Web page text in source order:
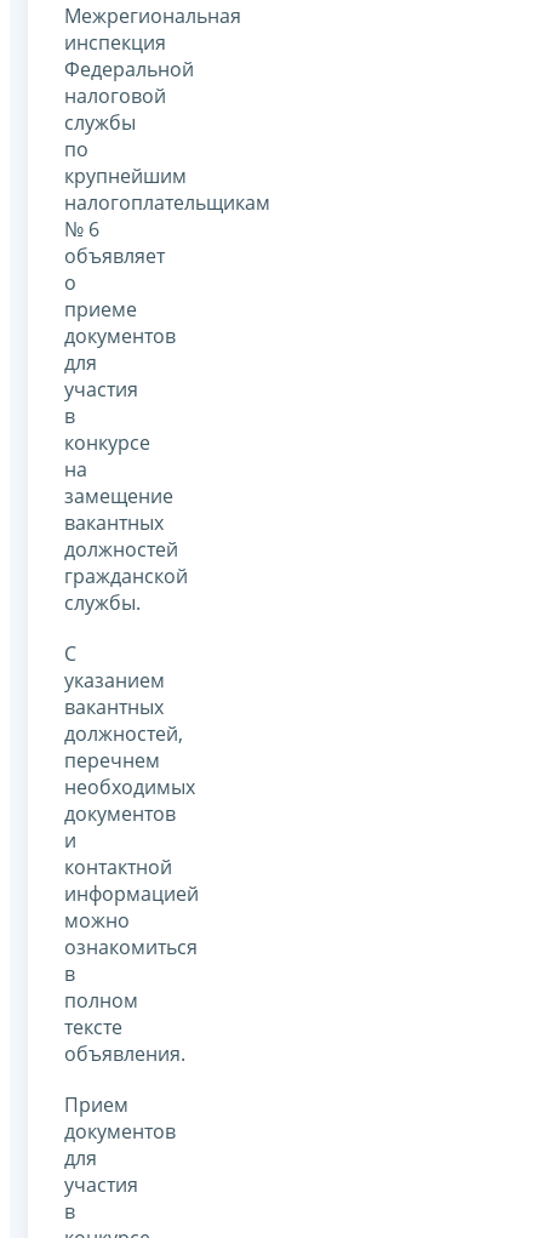
Межрегиональная
инспекция
Федеральной
налоговой
службы
по
крупнейшим
налогоплательщикам
№ 6
объявляет
о
приеме
документов
для
участия
в
конкурсе
на
замещение
вакантных
должностей
гражданской
службы.
С
указанием
вакантных
должностей,
перечнем
необходимых
документов
и
контактной
информацией
можно
ознакомиться
в
полном
тексте
объявления.
Прием
документов
для
участия
в